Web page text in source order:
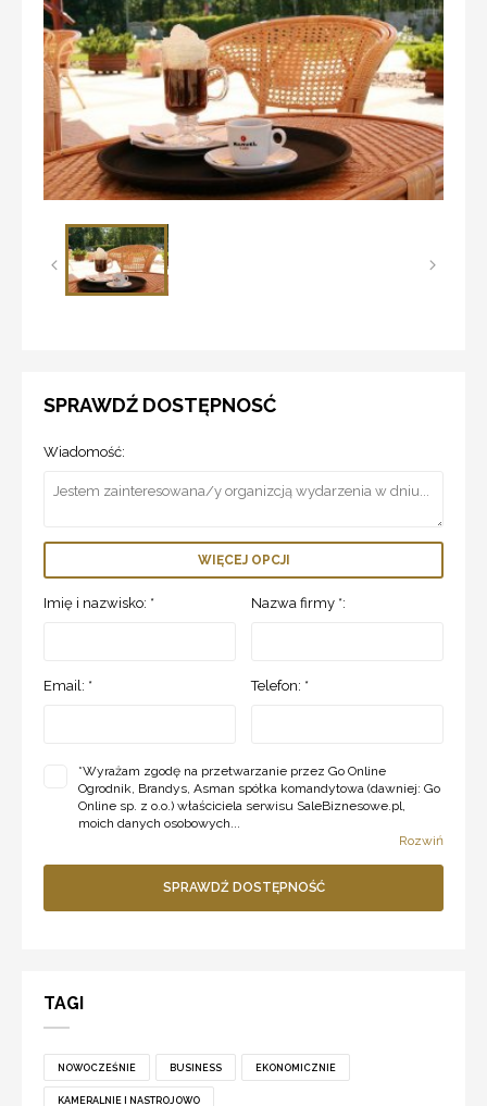
SPRAWDŹ DOSTĘPNOSĆ
Wiadomość:
WIĘCEJ OPCJI
Imię i nazwisko: * Nazwa firmy *:
Email: * Telefon: *
*Wyrażam zgodę na przetwarzanie przez Go Online
Ogrodnik, Brandys, Asman spółka komandytowa (dawniej: Go
Online sp. z o.o.) właściciela serwisu SaleBiznesowe.pl,
moich danych osobowych...
Rozwiń
SPRAWDŹ DOSTĘPNOŚĆ
TAGI
NOWOCZEŚNIE BUSINESS EKONOMICZNIE
KAMERALNIE I NASTROJOWO